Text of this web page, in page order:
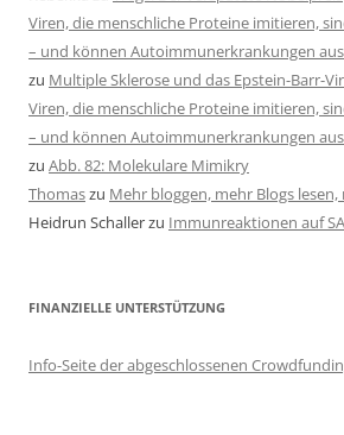
Viren, die menschliche Proteine imitieren,
– und können Autoimmunerkrankungen
zu Multiple Sklerose und das Epstein-Barr-
Viren, die menschliche Proteine imitieren,
– und können Autoimmunerkrankungen
zu Abb. 82: Molekulare Mimikry
Thomaszu Mehr bloggen, mehr Blogs
Heidrun Schallerzu Immunreaktionen auf
FINANZIELLE UNTERSTÜTZUNG
Info-Seite der abgeschlossenen